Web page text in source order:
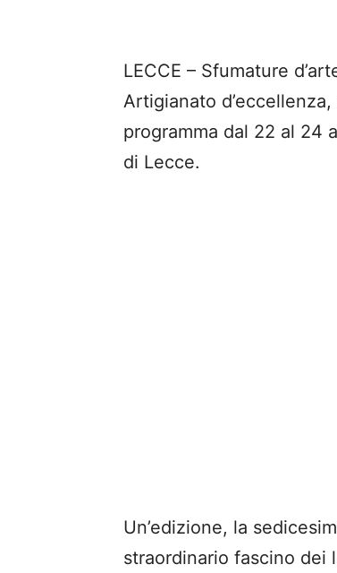
LECCE – Sfumature
Artigianato
programma dal 22 al 24
di Lecce.
Un’edizione, la
straordinario fascino dei